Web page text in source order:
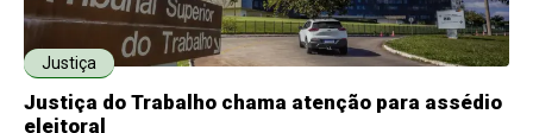
Justiça
Justiça do Trabalho chama atenção para assédio
eleitoral